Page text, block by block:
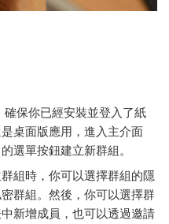
確保你已經安裝並登入了紙
桌面版應用，進入主介面
選單按鈕建立新群組。
群組時，你可以選擇群組的隱
群組。然後，你可以選擇群
新增成員，也可以透過邀請